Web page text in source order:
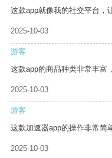
这款app就像我的社交平台，
2025-10-03
游客
这款app的商品种类非常丰富
2025-10-03
游客
这款加速器app的操作非常简
2025-10-03